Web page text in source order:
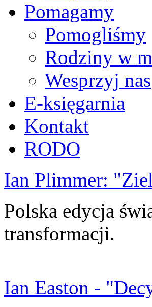
Pomagamy
Pomogliśmy
Rodziny w
Wesprzyj nas
E-księgarnia
Kontakt
RODO
Ian Plimmer:
Polska edycja
transformacji.
Ian Easton -